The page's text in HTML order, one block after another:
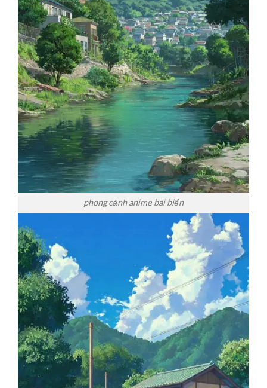
phong cảnh anime bãi biển